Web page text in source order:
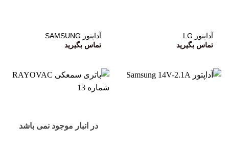
آداپتور LG
تماس بگیرید
آداپتور SAMSUNG
تماس بگیرید
در انبار موجود نمی باشد